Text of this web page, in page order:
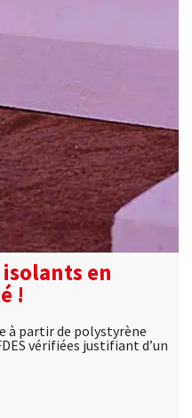
isolants en
!
à partir de polystyrène
vérifiées justifiant d’un